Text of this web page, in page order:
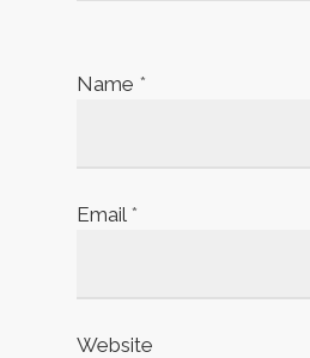
Name *
Email *
Website